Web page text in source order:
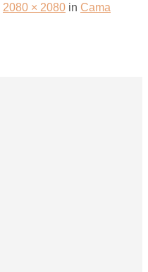
2080 × 2080 in Cama